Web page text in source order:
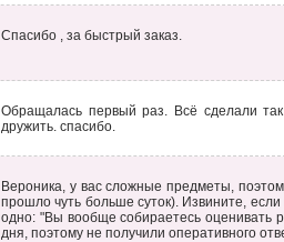
Спасибо , за быстрый заказ.
Обращалась первый раз. Всё сделали
дружить. спасибо.
Вероника, у вас сложные предметы,
прошло чуть больше суток). Извините,
одно: "Вы вообще собираетесь оценивать
дня, поэтому не получили оперативного